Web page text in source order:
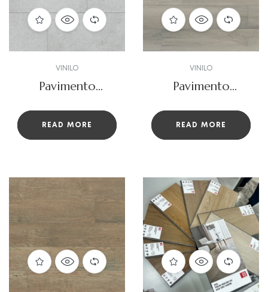
VINILO
Pavimento
Rigio_concrete
READ MORE
VINILO
Pavimento
Rigio_demes
124×24.5.
READ MORE